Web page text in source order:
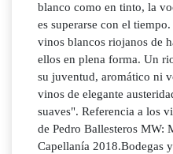
blanco como en tinto, la
es superarse con el
vinos blancos riojanos de
ellos en plena forma. Un
su juventud, aromático ni
vinos de elegante
suaves". Referencia a los
de Pedro Ballesteros MW:
Capellanía 2018.Bodegas